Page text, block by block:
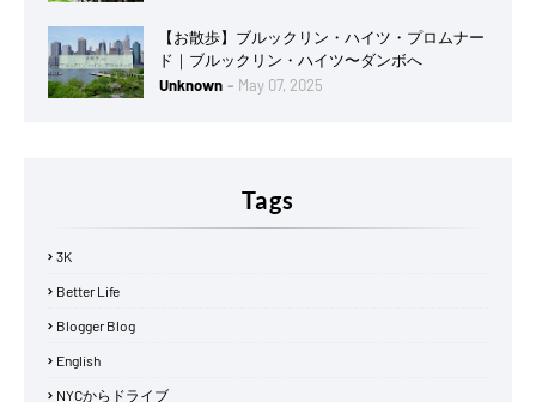
【お散歩】ブルックリン・ハイツ・プロムナー
ド｜ブルックリン・ハイツ〜ダンボへ
Unknown
May 07, 2025
Tags
3K
Better Life
Blogger Blog
English
NYCからドライブ